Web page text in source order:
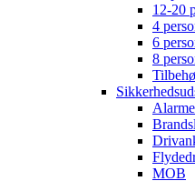
12-20
4
6
8
MOB